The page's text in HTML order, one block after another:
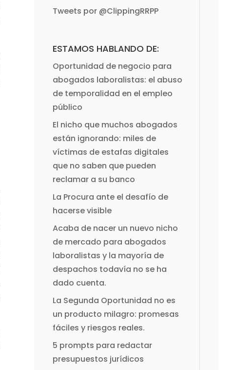
Tweets por @ClippingRRPP
ESTAMOS HABLANDO DE:
Oportunidad de negocio para
abogados laboralistas: el abuso
de temporalidad en el empleo
público
El nicho que muchos abogados
están ignorando: miles de
víctimas de estafas digitales
que no saben que pueden
reclamar a su banco
La Procura ante el desafío de
hacerse visible
Acaba de nacer un nuevo nicho
de mercado para abogados
laboralistas y la mayoría de
despachos todavía no se ha
dado cuenta.
La Segunda Oportunidad no es
un producto milagro: promesas
fáciles y riesgos reales.
5 prompts para redactar
presupuestos jurídicos